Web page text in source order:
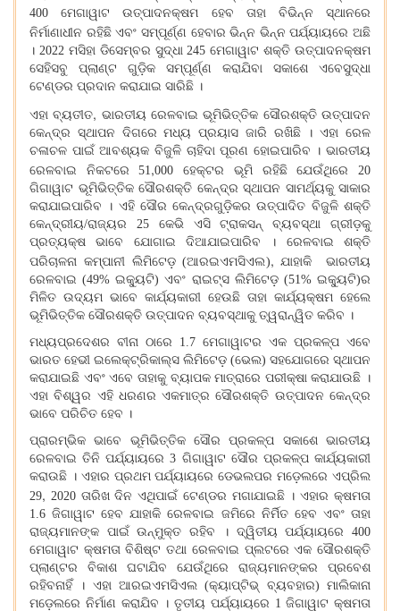
400 ମେଗାୱାଟ ଉତ୍ପାଦନକ୍ଷମ ହେବ ତାହା ବିଭିନ୍ନ ସ୍ଥାନରେ
ନିର୍ମାଣାଧୀନ ରହିଛି ଏବଂ ସମ୍ପୂର୍ଣ୍ଣ ହେବାର ଭିନ୍ନ ଭିନ୍ନ ପର୍ଯ୍ୟାୟରେ ଅଛି
। 2022 ମସିହା ଡିସେମ୍ବର ସୁଦ୍ଧା 245 ମେଗାୱାଟ ଶକ୍ତି ଉତ୍ପାଦନକ୍ଷମ
ସେହିସବୁ ପ୍ଲାଣ୍ଟ ଗୁଡ଼ିକ ସମ୍ପୂର୍ଣ୍ଣ କରାଯିବା ସକାଶେ ଏବେସୁଦ୍ଧା
ଟେଣ୍ଡର ପ୍ରଦାନ କରାଯାଇ ସାରିଛି ।
ଏହା ବ୍ୟତୀତ, ଭାରତୀୟ ରେଳବାଇ ଭୂମିଭିତ୍ତିକ ସୌରଶକ୍ତି ଉତ୍ପାଦନ
କେନ୍ଦ୍ର ସ୍ଥାପନ ଦିଗରେ ମଧ୍ୟ ପ୍ରୟାସ ଜାରି ରଖିଛି । ଏହା ରେଳ
ଚଳାଚଳ ପାଇଁ ଆବଶ୍ୟକ ବିଜୁଳି ଚାହିଦା ପୂରଣ ହୋଇପାରିବ । ଭାରତୀୟ
ରେଳବାଇ ନିକଟରେ 51,000 ହେକ୍ଟର ଭୂମି ରହିଛି ଯେଉଁଥିରେ 20
ଗିଗାୱାଟ ଭୂମିଭିତ୍ତିକ ସୌରଶକ୍ତି କେନ୍ଦ୍ର ସ୍ଥାପନ ସାମର୍ଥ୍ୟକୁ ସାକାର
କରାଯାଇପାରିବ । ଏହି ସୌର କେନ୍ଦ୍ରଗୁଡ଼ିକର ଉତ୍ପାଦିତ ବିଜୁଳି ଶକ୍ତି
କେନ୍ଦ୍ରୀୟ/ରାଜ୍ୟର 25 କେଭି ଏସି ଟ୍ରାକସନ୍ ବ୍ୟବସ୍ଥା ଗ୍ରୀଡ଼କୁ
ପ୍ରତ୍ୟକ୍ଷ ଭାବେ ଯୋଗାଇ ଦିଆଯାଇପାରିବ । ରେଳବାଇ ଶକ୍ତି
ପରିଚାଳନା କମ୍ପାନୀ ଲିମିଟେଡ଼ (ଆରଇଏମସିଏଲ),ଯାହାକି ଭାରତୀୟ
ରେଳବାଇ (49% ଇକ୍ୟୁଟି) ଏବଂ ରାଇଟ୍ସ ଲିମିଟେଡ଼ (51% ଇକ୍ୟୁଟି)ର
ମିଳିତ ଉଦ୍ୟମ ଭାବେ କାର୍ଯ୍ୟକାରୀ ହେଉଛି ତାହା କାର୍ଯ୍ୟକ୍ଷମ ହେଲେ
ଭୂମିଭିତ୍ତିକ ସୌରଶକ୍ତି ଉତ୍ପାଦନ ବ୍ୟବସ୍ଥାକୁ ତ୍ୱରାନ୍ୱିତ କରିବ ।
ମଧ୍ୟପ୍ରଦେଶର ବୀନା ଠାରେ 1.7 ମେଗାୱାଟର ଏକ ପ୍ରକଳ୍ପ ଏବେ
ଭାରତ ହେଭୀ ଇଲେକ୍ଟ୍ରିକାଲ୍ସ ଲିମିଟେଡ଼ (ଭେଲ) ସହଯୋଗରେ ସ୍ଥାପନ
କରାଯାଇଛି ଏବଂ ଏବେ ତାହାକୁ ବ୍ୟାପକ ମାତ୍ରାରେ ପରୀକ୍ଷା କରାଯାଉଛି ।
ଏହା ବିଶ୍ୱର ଏହି ଧରଣର ଏକମାତ୍ର ସୌରଶକ୍ତି ଉତ୍ପାଦନ କେନ୍ଦ୍ର
ଭାବେ ପରିଚିତ ହେବ ।
ପ୍ରାରମ୍ଭିକ ଭାବେ ଭୂମିଭିତ୍ତିକ ସୌର ପ୍ରକଳ୍ପ ସକାଶେ ଭାରତୀୟ
ରେଳବାଇ ତିନି ପର୍ଯ୍ୟାୟରେ 3 ଗିଗାୱାଟ ସୌର ପ୍ରକଳ୍ପ କାର୍ଯ୍ୟକାରୀ
କରାଉଛି । ଏହାର ପ୍ରଥମ ପର୍ଯ୍ୟାୟରେ ଡେଭଲପର ମଡ଼େଲରେ ଏପ୍ରିଲ
29, 2020 ତାରିଖ ଦିନ ଏଥିପାଇଁ ଟେଣ୍ଡର ମଗାଯାଇଛି । ଏହାର କ୍ଷମତା
1.6 ଜିଗାୱାଟ ହେବ ଯାହାକି ରେଳବାଇ ଜମିରେ ନିର୍ମିତ ହେବ ଏବଂ ତାହା
ରାଜ୍ୟମାନଙ୍କ ପାଇଁ ଉନ୍ମୁକ୍ତ ରହିବ । ଦ୍ୱିତୀୟ ପର୍ଯ୍ୟାୟରେ 400
ମେଗାୱାଟ କ୍ଷମତା ବିଶିଷ୍ଟ ତଥା ରେଳବାଇ ପ୍ଲଟରେ ଏକ ସୌରଶକ୍ତି
ପ୍ଲାଣ୍ଟର ବିକାଶ ଘଟାଯିବ ଯେଉଁଥିରେ ରାଜ୍ୟମାନଙ୍କର ପ୍ରବେଶ
ରହିବନାହିଁ । ଏହା ଆରଇଏମସିଏଲ (କ୍ୟାପ୍ଟିଭ୍ ବ୍ୟବହାର) ମାଲିକାନା
ମଡ଼େଲରେ ନିର୍ମାଣ କରାଯିବ । ତୃତୀୟ ପର୍ଯ୍ୟାୟରେ 1 ଜିଗାୱାଟ କ୍ଷମତା